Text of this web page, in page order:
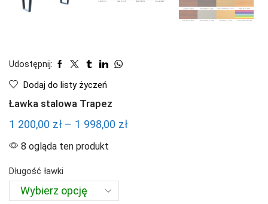
Udostępnij:
Dodaj do listy życzeń
Ławka stalowa Trapez
1 200,00 zł – 1 998,00 złZakres
8 ogląda ten produkt
Długość ławki